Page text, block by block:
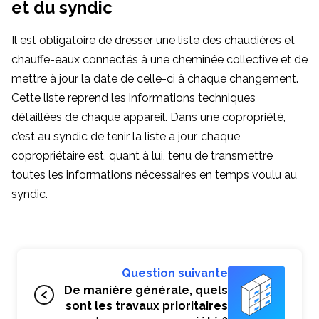
et du syndic
Il est obligatoire de dresser une liste des chaudières et
chauffe-eaux connectés à une cheminée collective et de
mettre à jour la date de celle-ci à chaque changement.
Cette liste reprend les informations techniques
détaillées de chaque appareil. Dans une copropriété,
c’est au syndic de tenir la liste à jour, chaque
copropriétaire est, quant à lui, tenu de transmettre
toutes les informations nécessaires en temps voulu au
syndic.
Question suivante
De manière générale, quels
sont les travaux prioritaires